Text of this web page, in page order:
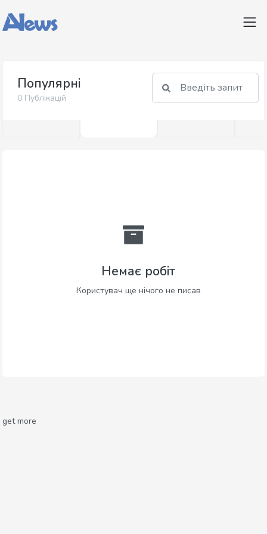
Популярні
0 Публікацій
Немає робіт
Користувач ще нічого не писав
get more